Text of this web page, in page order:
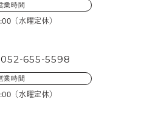
業時間
（水曜定休）
052-655-5598
業時間
（水曜定休）